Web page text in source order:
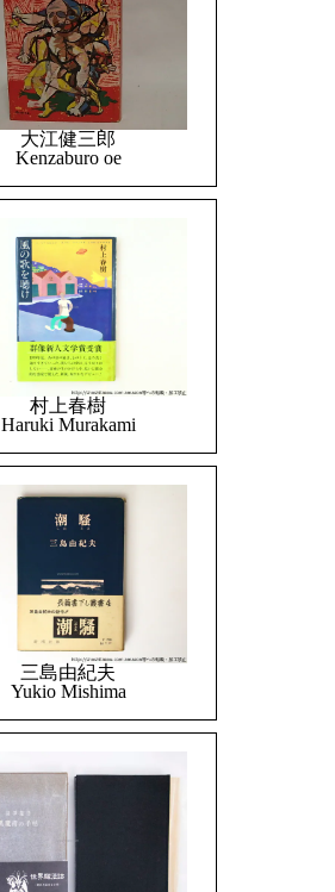
大江健三郎
Kenzaburo oe
村上春樹
Haruki Murakami
三島由紀夫
Yukio Mishima